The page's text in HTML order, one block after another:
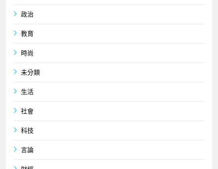
政治
教育
時尚
未分類
生活
社會
科技
言論